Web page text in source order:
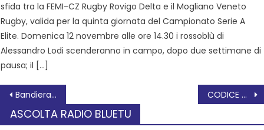
sfida tra la FEMI-CZ Rugby Rovigo Delta e il Mogliano Veneto
Rugby, valida per la quinta giornata del Campionato Serie A
Elite. Domenica 12 novembre alle ore 14.30 i rossoblù di
Alessandro Lodi scenderanno in campo, dopo due settimane di
pausa; il […]
Bandiera a mezz’asta a Palazzo Tassoni in segno di lutto cittadino per “Gigin” Luigi Passadore CODICE GENETICO DNA – RNA
ASCOLTA RADIO BLUETU